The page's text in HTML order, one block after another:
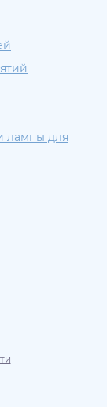
лампы для